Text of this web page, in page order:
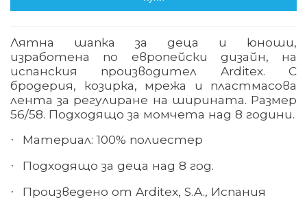
Лятна шапка за деца и юноши,
изработена по европейски дизайн, на
испанския производител Arditex.
С
бродерия, козирка, мрежа и пластмасова
лента за регулиране на ширината. Размер
56/58. Подходящо за момчета над 8 години.
· Материал: 100% полиестер
· Подходящо за деца над 8 год.
· Произведено от Arditex, S.A., Испания